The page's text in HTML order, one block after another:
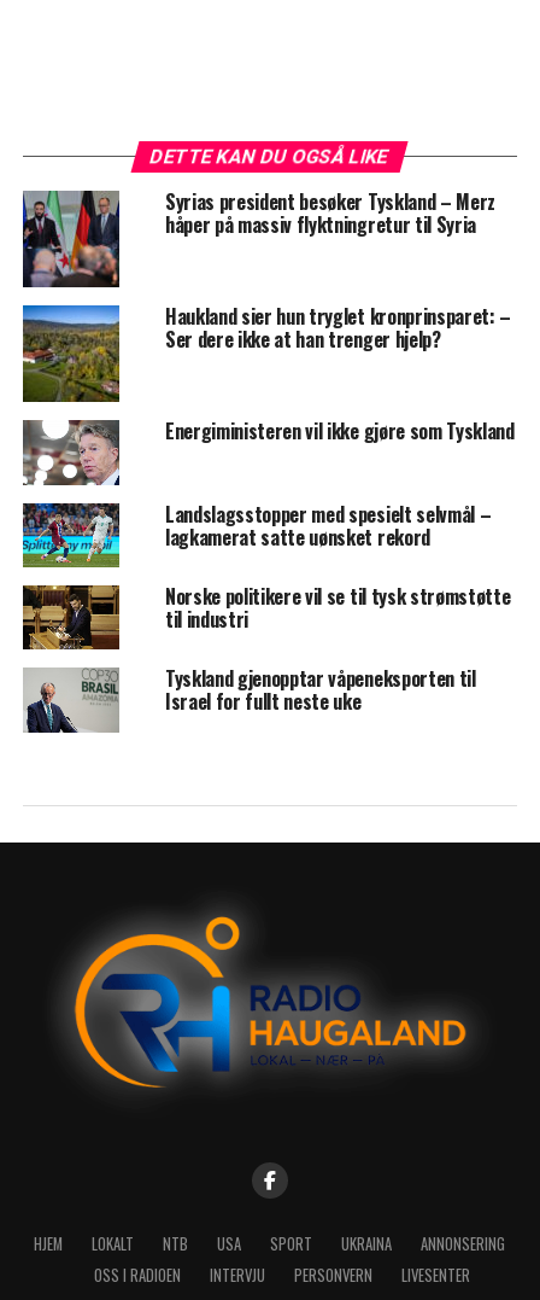
DETTE KAN DU OGSÅ LIKE
Syrias president besøker Tyskland – Merz
håper på massiv flyktningretur til Syria
Haukland sier hun tryglet kronprinsparet: –
Ser dere ikke at han trenger hjelp?
Energiministeren vil ikke gjøre som Tyskland
Landslagsstopper med spesielt selvmål –
lagkamerat satte uønsket rekord
Norske politikere vil se til tysk strømstøtte
til industri
Tyskland gjenopptar våpeneksporten til
Israel for fullt neste uke
HJEM LOKALT NTB USA SPORT UKRAINA
ANNONSERING
OSS I RADIOEN
INTERVJU PERSONVERN LIVESENTER